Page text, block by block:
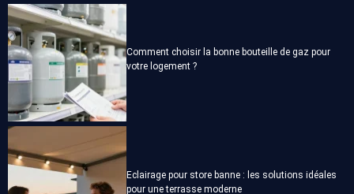
Comment choisir la bonne bouteille de gaz pour
votre logement ?
Eclairage pour store banne : les solutions idéales
pour une terrasse moderne